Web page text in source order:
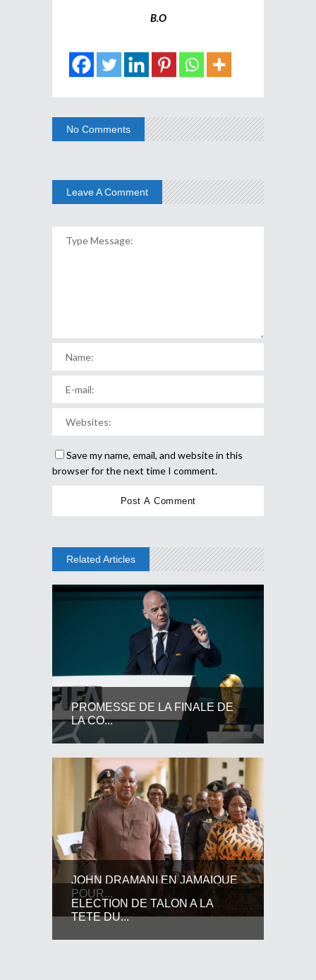
B.O
No Comments
Leave A Comment
Save my name, email, and website in this
browser for the next time I comment.
Related Articles
PROMESSE DE LA FINALE DE
LA CO...
JOHN DRAMANI EN JAMAIQUE
POUR...
ELECTION DE TALON A LA
TETE DU...